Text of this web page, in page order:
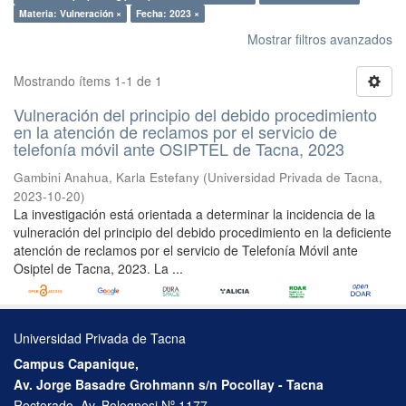
Materia: Vulneración ×
Fecha: 2023 ×
Mostrar filtros avanzados
Mostrando ítems 1-1 de 1
Vulneración del principio del debido procedimiento
en la atención de reclamos por el servicio de
telefonía móvil ante OSIPTEL de Tacna, 2023
Gambini Anahua, Karla Estefany (Universidad Privada de Tacna,
2023-10-20)
La investigación está orientada a determinar la incidencia de la
vulneración del principio del debido procedimiento en la deficiente
atención de reclamos por el servicio de Telefonía Móvil ante
Osiptel de Tacna, 2023. La ...
Universidad Privada de Tacna
Campus Capanique,
Av. Jorge Basadre Grohmann s/n Pocollay - Tacna